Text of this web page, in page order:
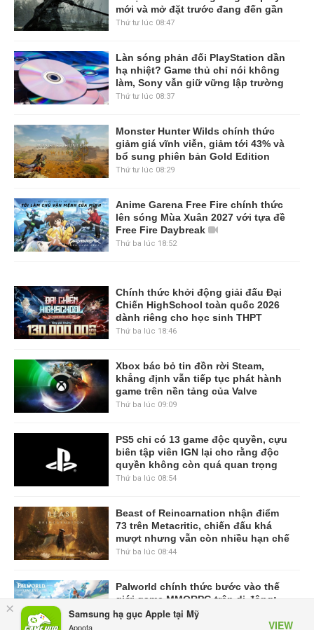
× Samsung hạ gục Apple tại Mỹ
Appota VIEW
mới và mở đặt trước đang đến gần
Thứ tư lúc 08:47
Làn sóng phản đối PlayStation dần
hạ nhiệt? Game thủ chỉ nói không
làm, Sony vẫn giữ vững lập trường
Thứ tư lúc 08:37
Monster Hunter Wilds chính thức
giảm giá vĩnh viễn, giảm tới 43% và
bổ sung phiên bản Gold Edition
Thứ tư lúc 08:29
Anime Garena Free Fire chính thức
lên sóng Mùa Xuân 2027 với tựa đề
Free Fire Daybreak
Thứ ba lúc 18:52
Chính thức khởi động giải đấu Đại
Chiến HighSchool toàn quốc 2026
dành riêng cho học sinh THPT
Thứ ba lúc 18:46
Xbox bác bỏ tin đồn rời Steam,
khẳng định vẫn tiếp tục phát hành
game trên nền tảng của Valve
Thứ ba lúc 09:09
PS5 chỉ có 13 game độc quyền, cựu
biên tập viên IGN lại cho rằng độc
quyền không còn quá quan trọng
Thứ ba lúc 08:54
Beast of Reincarnation nhận điểm
73 trên Metacritic, chiến đấu khá
mượt nhưng vẫn còn nhiều hạn chế
Thứ ba lúc 08:44
Palworld chính thức bước vào thế
giới game MMORPG trên di động:
Garena công bố Palworld Online